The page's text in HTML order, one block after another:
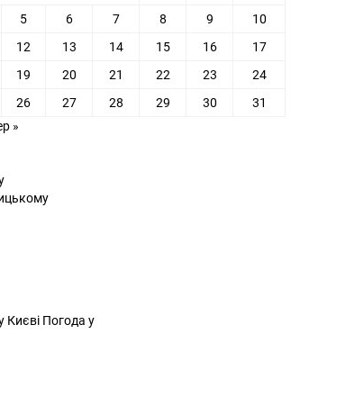
5 6 7 8 9
10
12 13 14 15 16
17
19 20 21 22 23
24
26 27 28 29 30
31
»
Києві Погода у